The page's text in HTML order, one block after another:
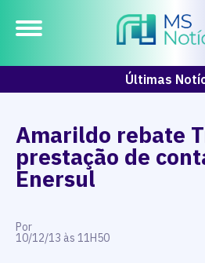
Últimas
Amarildo rebate
prestação de
Enersul
Por
10/12/13 às 11H50